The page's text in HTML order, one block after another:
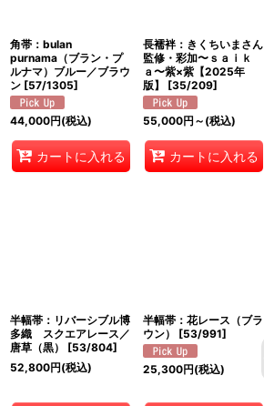
角帯：bulan
purnama（ブラン・プ
ルナマ）ブルー／ブラウ
ン [57/1305]
44,000円(税込)
カートに入れる
長襦袢：きくちいまさん
監修・彩加〜ｓａｉｋ
ａ〜紫×紫【2025年
版】
[35/209]
55,000円 ～ (税込)
カートに入れる
半幅帯：リバーシブル博
多織 スクエアレース／
唐草（黒）
[53/804]
52,800円(税込)
半幅帯：花レース（ブラ
ウン）
[53/991]
25,300円(税込)